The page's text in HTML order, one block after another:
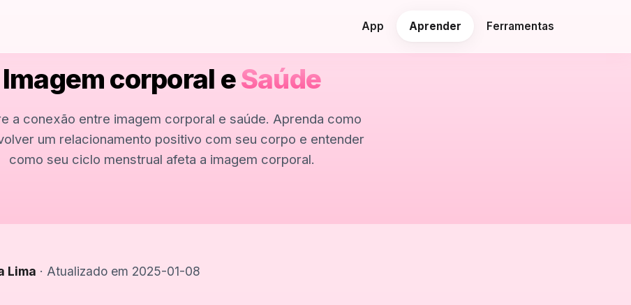
App Aprender Ferramentas
Imagem corporal eSaúde
a conexão entre imagem corporal e saúde. Aprenda como
um relacionamento positivo com seu corpo e entender
como seu ciclo menstrual afeta a imagem corporal.
Lima · Atualizado em 2025-01-08